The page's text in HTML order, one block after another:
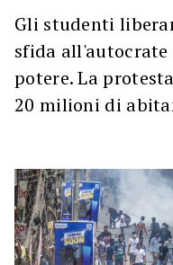
Gli studenti
sfida all'autocrate
potere. La
20 milioni di